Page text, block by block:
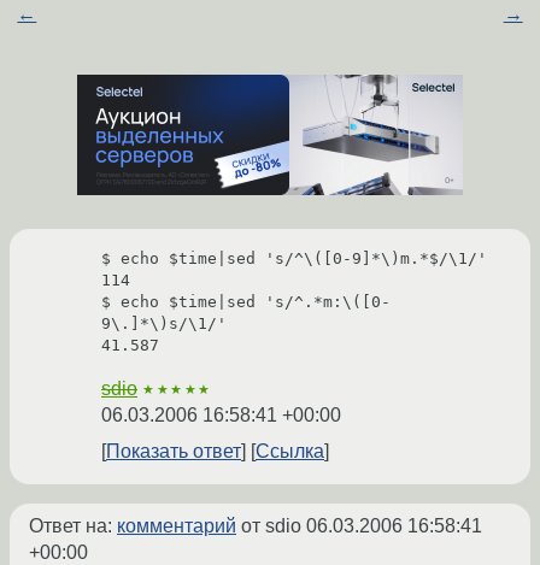
← →
$ echo $time|sed 's/^\([0-9]*\)m.*$/\1/'
114
$ echo $time|sed 's/^.*m:\([0-
9\.]*\)s/\1/'
sdio ★★★★★
06.03.2006 16:58:41 +00:00
Показать ответ
Ссылка
Ответ на: комментарий от sdio 06.03.2006 16:58:41
+00:00